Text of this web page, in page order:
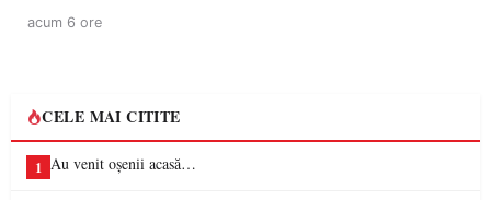
acum 6 ore
CELE MAI CITITE
1 Au venit oșenii acasă…